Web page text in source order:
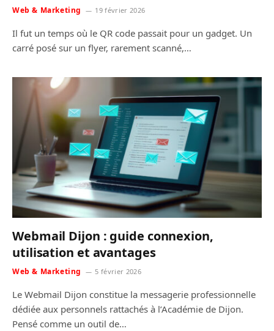
Web & Marketing 19 février 2026
Il fut un temps où le QR code passait pour un gadget. Un
carré posé sur un flyer, rarement scanné,…
Webmail Dijon : guide connexion,
utilisation et avantages
Web & Marketing 5 février 2026
Le Webmail Dijon constitue la messagerie professionnelle
dédiée aux personnels rattachés à l’Académie de Dijon.
Pensé comme un outil de…